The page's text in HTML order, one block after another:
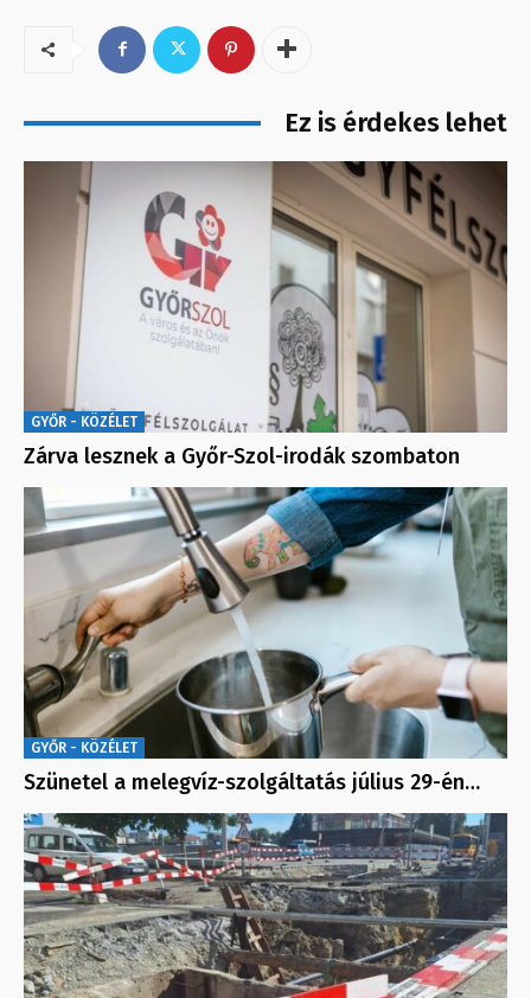
Ez is érdekes lehet
GYŐR - KÖZÉLET
Zárva lesznek a Győr-Szol-irodák szombaton
GYŐR - KÖZÉLET
Szünetel a melegvíz-szolgáltatás július 29-én…